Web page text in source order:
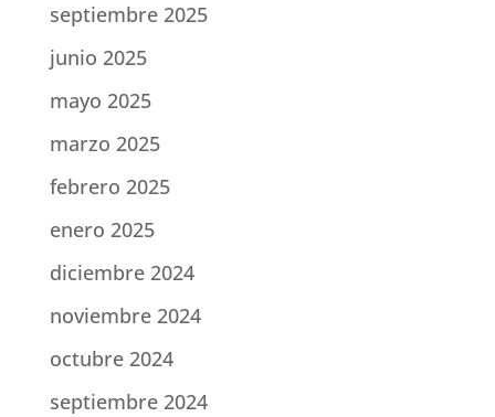
septiembre 2025
junio 2025
mayo 2025
marzo 2025
febrero 2025
enero 2025
diciembre 2024
noviembre 2024
octubre 2024
septiembre 2024